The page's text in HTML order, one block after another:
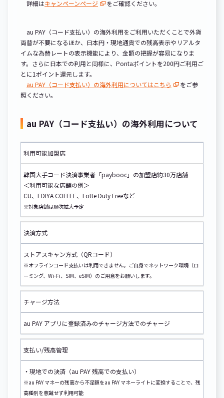
詳細はキャンペーンページ をご確認ください。
au PAY（コード支払い）の海外利用をご利用いただくことで外貨
両替が不要になるほか、日本円・現地通貨での残高表示やリアルタ
イムな為替レートの表示機能により、金額の把握が容易になりま
す。さらに日本での利用と同様に、Pontaポイントを200円ご利用ご
とに1ポイント還元します。
au PAY（コード支払い）の海外利用についてはこちら
をご参
照ください。
au PAY（コード支払い）の海外利用について
利用可能加盟店
韓国大手コード決済事業者「paybooc」の加盟店約30万店舗
＜利用可能な店舗の例＞
CU、EDIYA COFFEE、Lotte Duty Freeなど
※対象店舗は順次拡大予定
決済方式
ストアスキャン方式（QRコード）
※オフラインコード支払いは利用できません。ご自身でネットワーク環境（ロ
ーミング、Wi-Fi、SIM、eSIM）のご用意をお願いします。
チャージ方法
au PAY アプリに登録済みのチャージ方法でのチャージ
支払い/残高管理
・現地での決済（au PAY 残高での支払い）
※au PAY マネーの残高から不足額をau PAY マネーライトに変換することで、残
高種別を意識せず利用可能